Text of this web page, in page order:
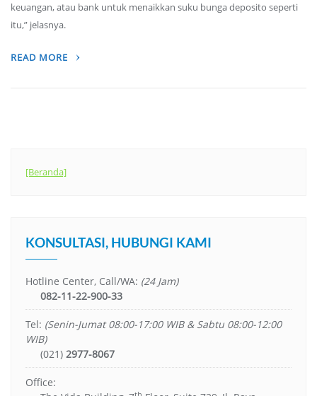
keuangan, atau bank untuk menaikkan suku bunga deposito seperti
itu,” jelasnya.
READ MORE
[Beranda]
KONSULTASI, HUBUNGI KAMI
Hotline Center, Call/WA: (24 Jam)
082-11-22-900-33
Tel: (Senin-Jumat 08:00-17:00 WIB & Sabtu 08:00-12:00
WIB)
(021) 2977-8067
Office: